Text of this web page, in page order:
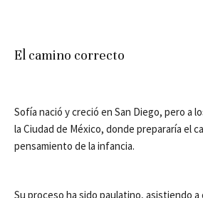
El camino correcto
Sofía nació y creció en San Diego, pero a
la Ciudad de México, donde prepararía el
pensamiento de la infancia.
Su proceso ha sido paulatino, asistiendo